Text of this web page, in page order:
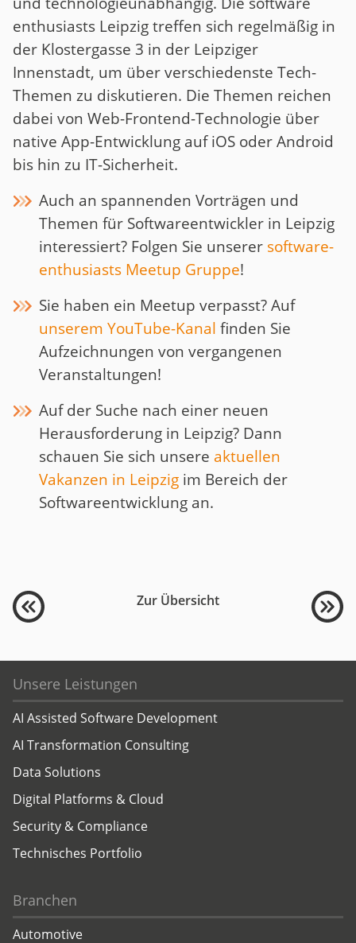
enthusiasts Leipzig treffen sich regelmäßig in
der Klostergasse 3 in der Leipziger
Innenstadt, um über verschiedenste Tech-
Themen zu diskutieren. Die Themen reichen
dabei von Web-Frontend-Technologie über
native App-Entwicklung auf iOS oder Android
bis hin zu IT-Sicherheit.
Auch an spannenden Vorträgen und
Themen für Softwareentwickler in Leipzig
interessiert? Folgen Sie unserer software-
enthusiasts Meetup Gruppe!
Sie haben ein Meetup verpasst? Auf
unserem YouTube-Kanal finden Sie
Aufzeichnungen von vergangenen
Veranstaltungen!
Auf der Suche nach einer neuen
Herausforderung in Leipzig? Dann
schauen Sie sich unsere aktuellen
Vakanzen in Leipzig im Bereich der
Softwareentwicklung an.
Zur Übersicht
Unsere Leistungen
AI Assisted Software Development
AI Transformation Consulting
Data Solutions
Digital Platforms & Cloud
Security & Compliance
Technisches Portfolio
Branchen
Automotive